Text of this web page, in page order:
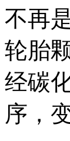
不再
轮胎
经碳
序，